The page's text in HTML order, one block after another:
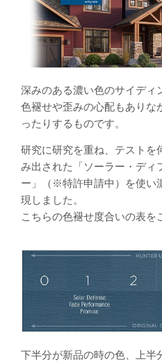
深みのある濃い色のサイディ
色褪せや歪みの心配もありな
ったりするものです。
研究に研究を重ね、テストを
み出された「ソーラー・ディ
ー」（※特許申請中）を使い
現しました。
こちらの色褪せ度合いの表を
下半分が新品の時の色、上半